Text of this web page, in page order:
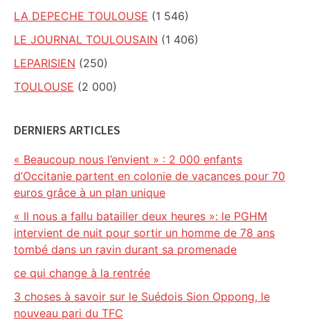
LA DEPECHE TOULOUSE (1 546)
LE JOURNAL TOULOUSAIN (1 406)
LEPARISIEN (250)
TOULOUSE (2 000)
DERNIERS ARTICLES
« Beaucoup nous l’envient » : 2 000 enfants
d’Occitanie partent en colonie de vacances pour 70
euros grâce à un plan unique
« Il nous a fallu batailler deux heures »: le PGHM
intervient de nuit pour sortir un homme de 78 ans
tombé dans un ravin durant sa promenade
ce qui change à la rentrée
3 choses à savoir sur le Suédois Sion Oppong, le
nouveau pari du TFC